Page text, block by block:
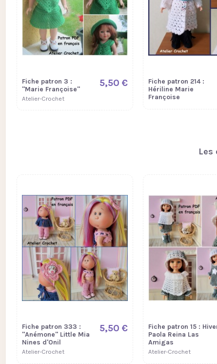
Fiche patron 3 :
"Marie Françoise"
Atelier-Crochet
5,50 €
Fiche patron 214 :
Hériline Marie
Françoise
Fiche patron 333 :
"Anémone" Little Mia
Nines d'Onil
Atelier-Crochet
5,50 €
Fiche patron 15 :
Paola Reina Las
Amigas
Atelier-Crochet